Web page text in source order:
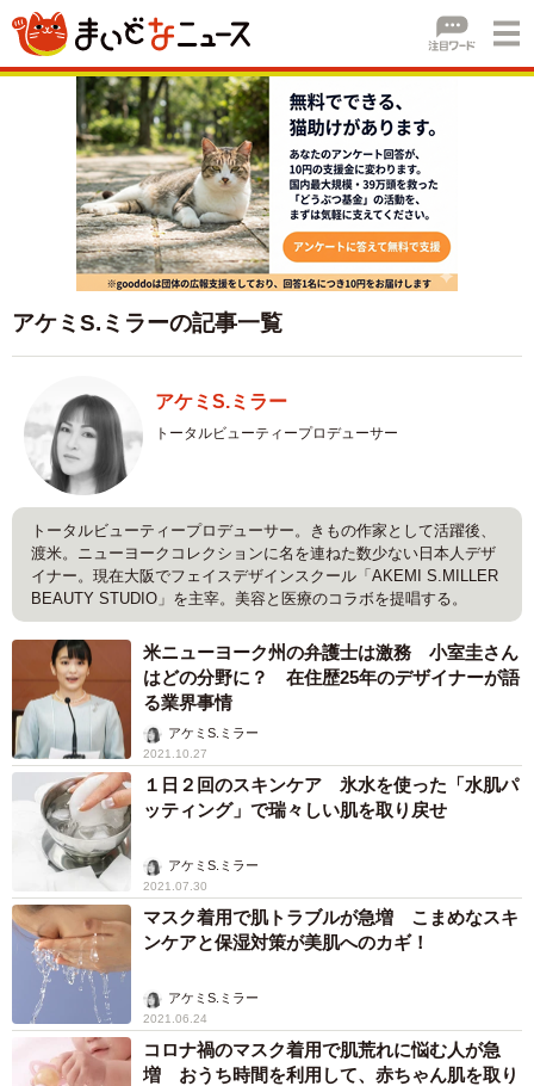
アケミS.ミラーの記事一覧
アケミS.ミラー
トータルビューティープロデューサー
トータルビューティープロデューサー。きもの作家として活躍後、
渡米。ニューヨークコレクションに名を連ねた数少ない日本人デザ
イナー。現在大阪でフェイスデザインスクール「AKEMI S.MILLER
BEAUTY STUDIO」を主宰。美容と医療のコラボを提唱する。
米ニューヨーク州の弁護士は激務 小室圭さん
はどの分野に？ 在住歴25年のデザイナーが語
る業界事情
アケミS.ミラー
2021.10.27
１日２回のスキンケア 氷水を使った「水肌パ
ッティング」で瑞々しい肌を取り戻せ
アケミS.ミラー
2021.07.30
マスク着用で肌トラブルが急増 こまめなスキ
ンケアと保湿対策が美肌へのカギ！
アケミS.ミラー
2021.06.24
コロナ禍のマスク着用で肌荒れに悩む人が急
増 おうち時間を利用して、赤ちゃん肌を取り